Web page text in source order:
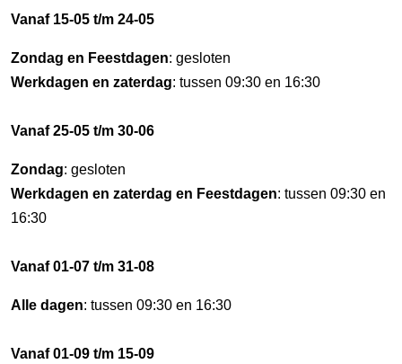
Vanaf 15-05 t/m 24-05
Zondag en Feestdagen: gesloten
Werkdagen en zaterdag: tussen 09:30 en 16:30
Vanaf 25-05 t/m 30-06
Zondag: gesloten
Werkdagen en zaterdag en Feestdagen: tussen 09:30 en
16:30
Vanaf 01-07 t/m 31-08
Alle dagen: tussen 09:30 en 16:30
Vanaf 01-09 t/m 15-09